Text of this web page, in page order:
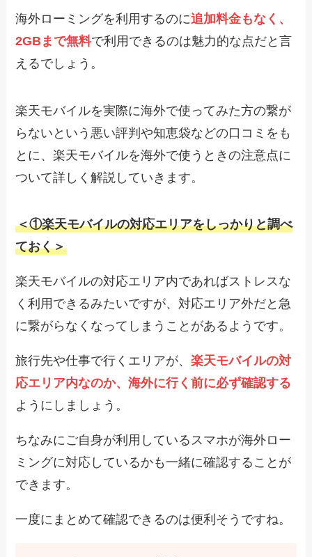
海外ローミングを利用するのに追加料金もなく、
2GBまで無料で利用できるのは魅力的な点だと言
えるでしょう。
楽天モバイルを実際に海外で使ってみた方の繋が
らないという悪い評判や知恵袋などの口コミをも
とに、楽天モバイルを海外で使うときの注意点に
ついて詳しく解説していきます。
＜①楽天モバイルの対応エリアをしっかりと調べ
ておく＞
楽天モバイルの対応エリア内であればストレスな
く利用できるみたいですが、対応エリア外だと急
に繋がらなくなってしまうことがあるようです。
旅行先や仕事で行くエリアが、楽天モバイルの対
応エリア内なのか、海外に行く前に必ず確認する
ようにしましょう。
ちなみにご自身が利用しているスマホが海外ロー
ミングに対応しているかも一緒に確認することが
できます。
一度にまとめて確認できるのは便利そうですね。